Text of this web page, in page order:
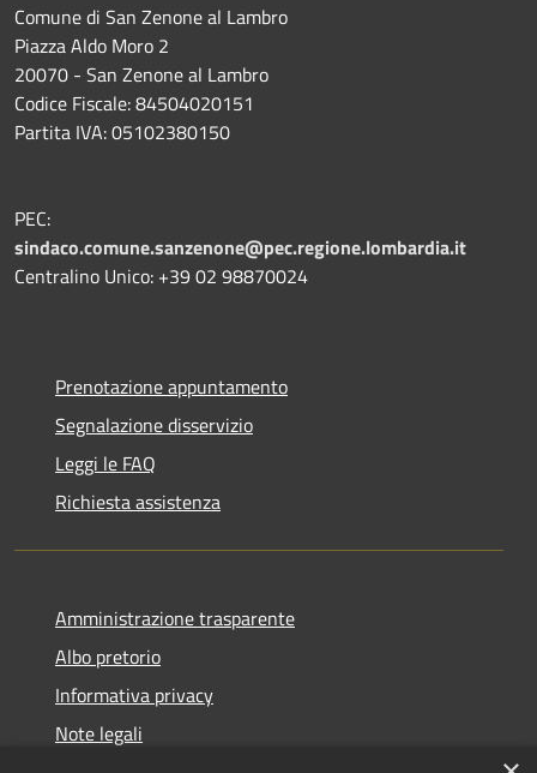
Comune di San Zenone al Lambro
Piazza Aldo Moro 2
20070 - San Zenone al Lambro
Codice Fiscale: 84504020151
Partita IVA: 05102380150
PEC:
sindaco.comune.sanzenone@pec.regione.lombardia.it
Centralino Unico: +39 02 98870024
Prenotazione appuntamento
Segnalazione disservizio
Leggi le FAQ
Richiesta assistenza
Amministrazione trasparente
Albo pretorio
Informativa privacy
Note legali